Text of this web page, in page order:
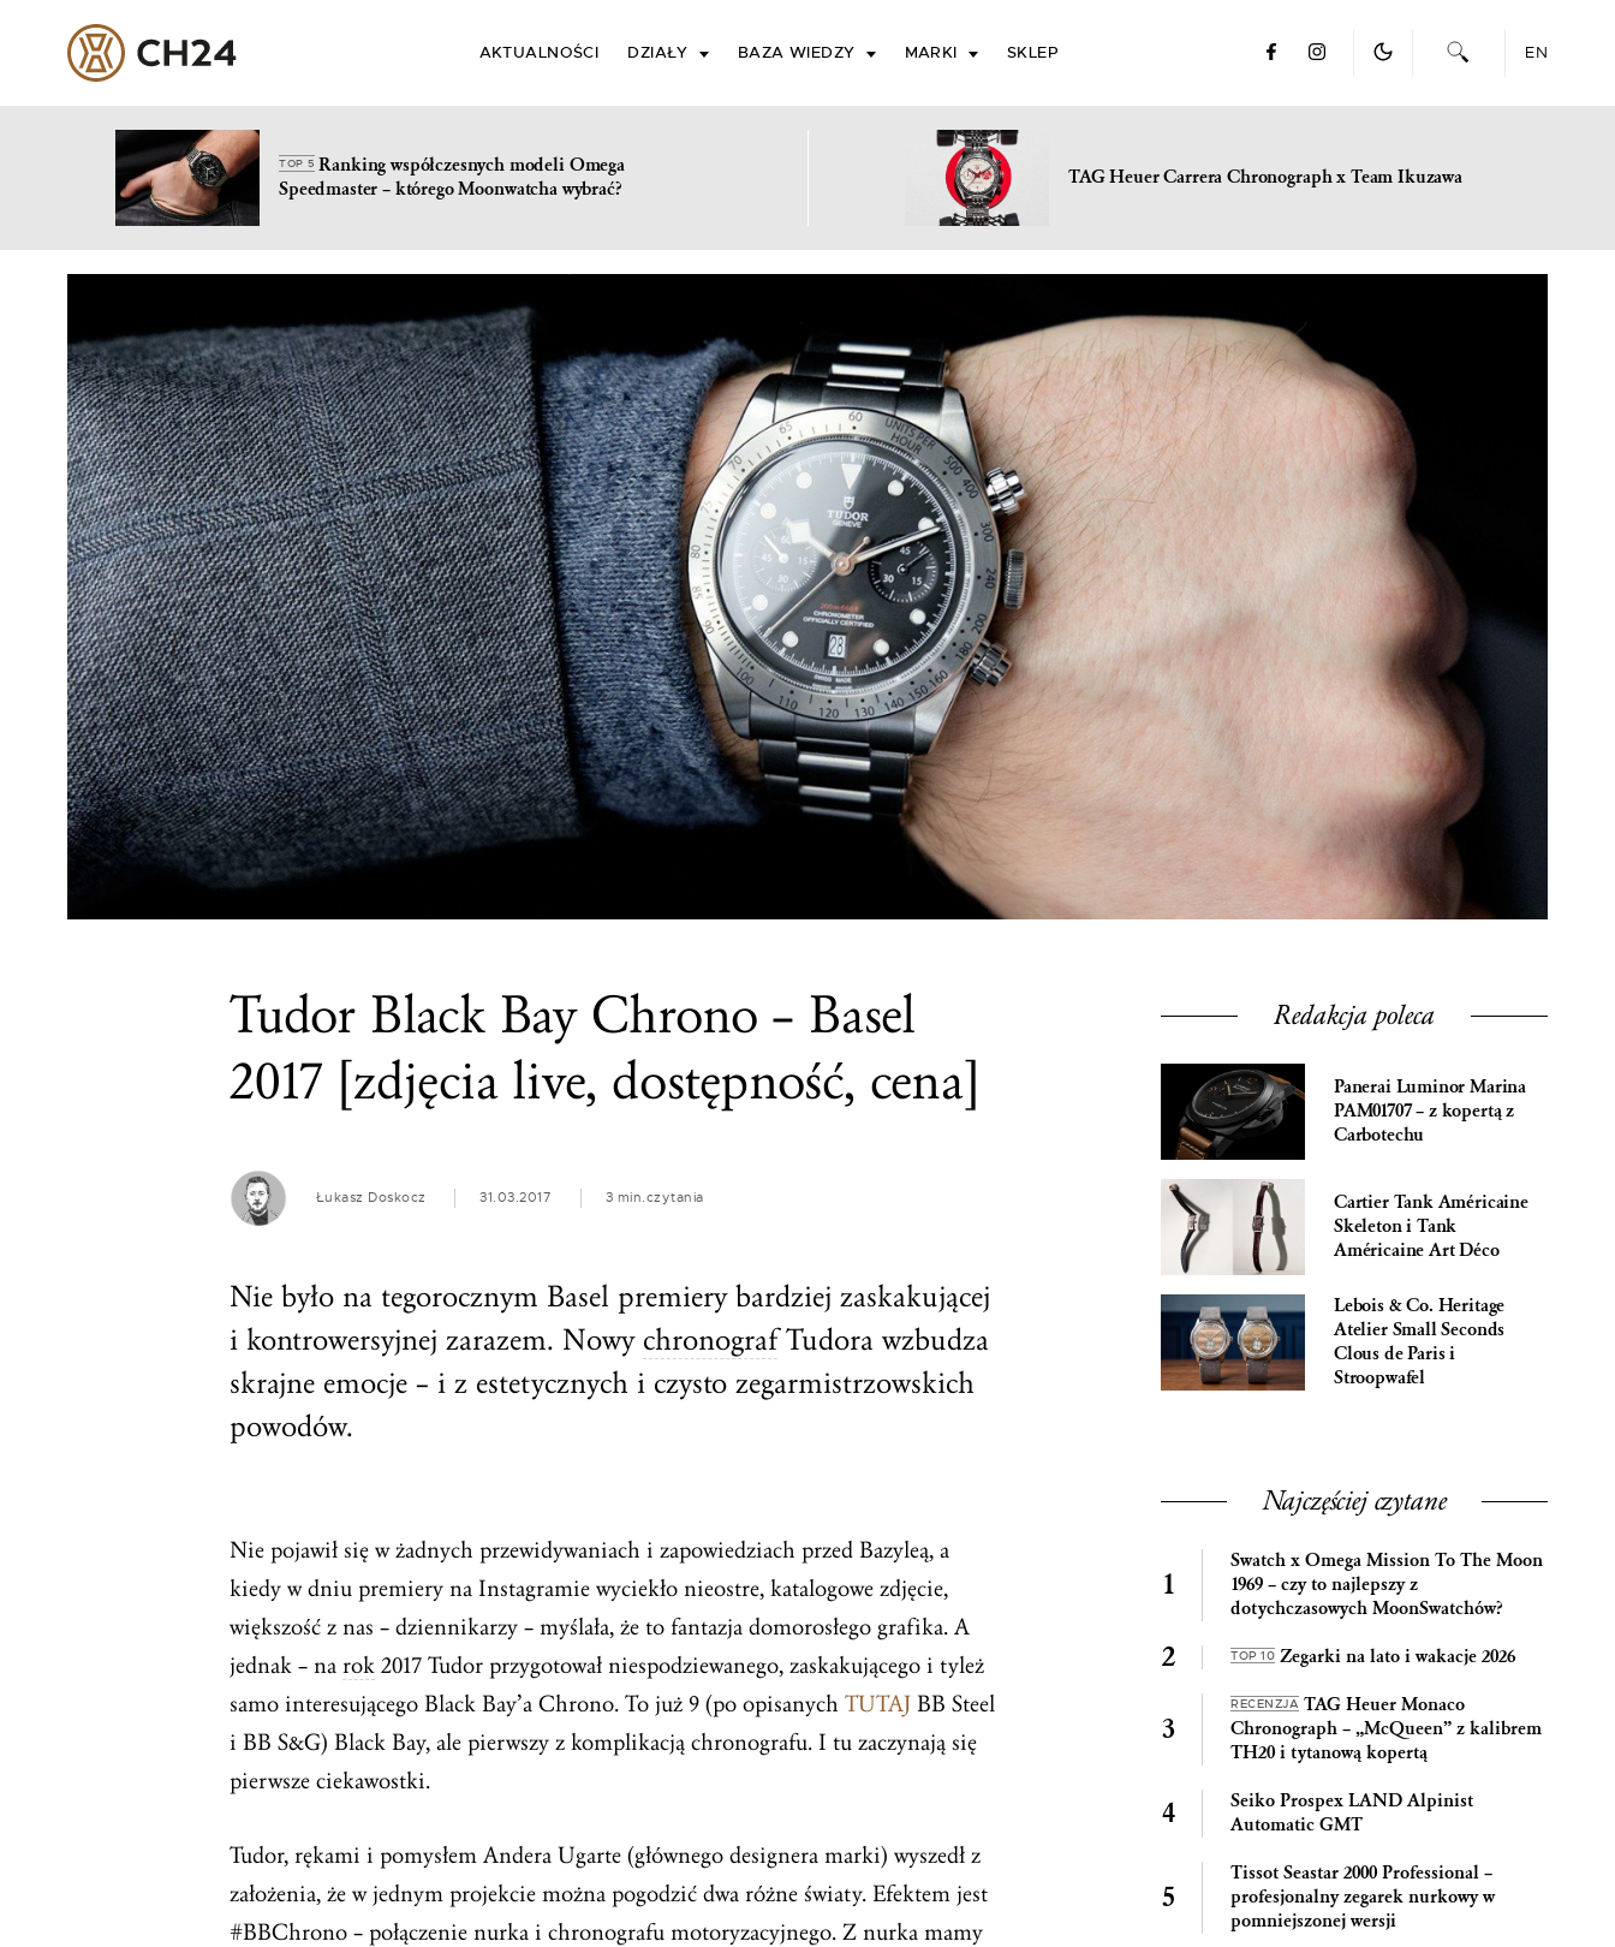
content
AKTUALNOŚCI DZIAŁY BAZA WIEDZY MARKI SKLEP EN
TOP 5Ranking współczesnych modeli Omega
Speedmaster – którego Moonwatcha wybrać?
TAG Heuer Carrera Chronograph x Team Ikuzawa
Tudor Black Bay Chrono – Basel
2017 [zdjęcia live, dostępność, cena]
Łukasz Doskocz 31.03.2017 3 min.czytania
Nie było na tegorocznym Basel premiery bardziej zaskakującej
i kontrowersyjnej zarazem. Nowy chronografTudora wzbudza
skrajne emocje – i z estetycznych i czysto zegarmistrzowskich
powodów.
Nie pojawił się w żadnych przewidywaniach i zapowiedziach przed Bazyleą, a
kiedy w dniu premiery na Instagramie wyciekło nieostre, katalogowe zdjęcie,
większość z nas – dziennikarzy – myślała, że to fantazja domorosłego grafika. A
jednak – na rok 2017 Tudor przygotował niespodziewanego, zaskakującego i tyleż
samo interesującego Black Bay’a Chrono. To już 9 (po opisanych TUTAJ BB Steel
i BB S&G) Black Bay, ale pierwszy z komplikacją chronografu. I tu zaczynają się
pierwsze ciekawostki.
Tudor, rękami i pomysłem Andera Ugarte (głównego designera marki) wyszedł z
założenia, że w jednym projekcie można pogodzić dwa różne światy. Efektem jest
#BBChrono – połączenie nurka i chronografu motoryzacyjnego. Z nurka mamy
Redakcja poleca
Panerai Luminor Marina
PAM01707 – z kopertą z
Carbotechu
Cartier Tank Américaine
Skeleton i Tank
Américaine Art Déco
Lebois & Co. Heritage
Atelier Small Seconds
Clous de Paris i
Stroopwafel
Najczęściej czytane
Swatch x Omega Mission To The Moon
1969 – czy to najlepszy z
dotychczasowych MoonSwatchów?
TOP 10 Zegarki na lato i wakacje 2026
RECENZJA TAG Heuer Monaco
Chronograph – „McQueen” z kalibrem
TH20 i tytanową kopertą
Seiko Prospex LAND Alpinist
Automatic GMT
Tissot Seastar 2000 Professional –
profesjonalny zegarek nurkowy w
pomniejszonej wersji